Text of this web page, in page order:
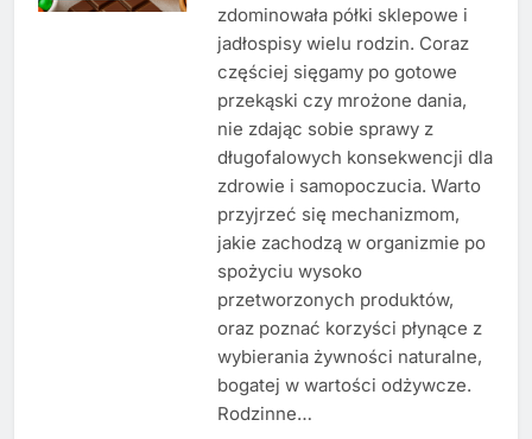
zdominowała półki sklepowe i
jadłospisy wielu rodzin. Coraz
częściej sięgamy po gotowe
przekąski czy mrożone dania,
nie zdając sobie sprawy z
długofalowych konsekwencji dla
zdrowie i samopoczucia. Warto
przyjrzeć się mechanizmom,
jakie zachodzą w organizmie po
spożyciu wysoko
przetworzonych produktów,
oraz poznać korzyści płynące z
wybierania żywności naturalne,
bogatej w wartości odżywcze.
Rodzinne…